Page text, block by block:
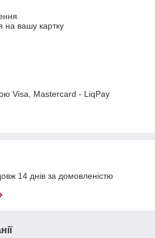
на вашу картку
Visa, Mastercard - LiqPay
14 днів за домовленістю